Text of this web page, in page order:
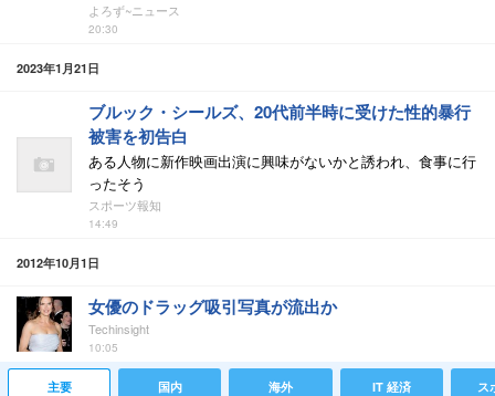
よろず~ニュース
20:30
2023年1月21日
ブルック・シールズ、20代前半時に受けた性的暴行
被害を初告白
ある人物に新作映画出演に興味がないかと誘われ、食事に行
ったそう
スポーツ報知
14:49
2012年10月1日
女優のドラッグ吸引写真が流出か
Techinsight
10:05
主要 国内 海外 IT 経済 ス